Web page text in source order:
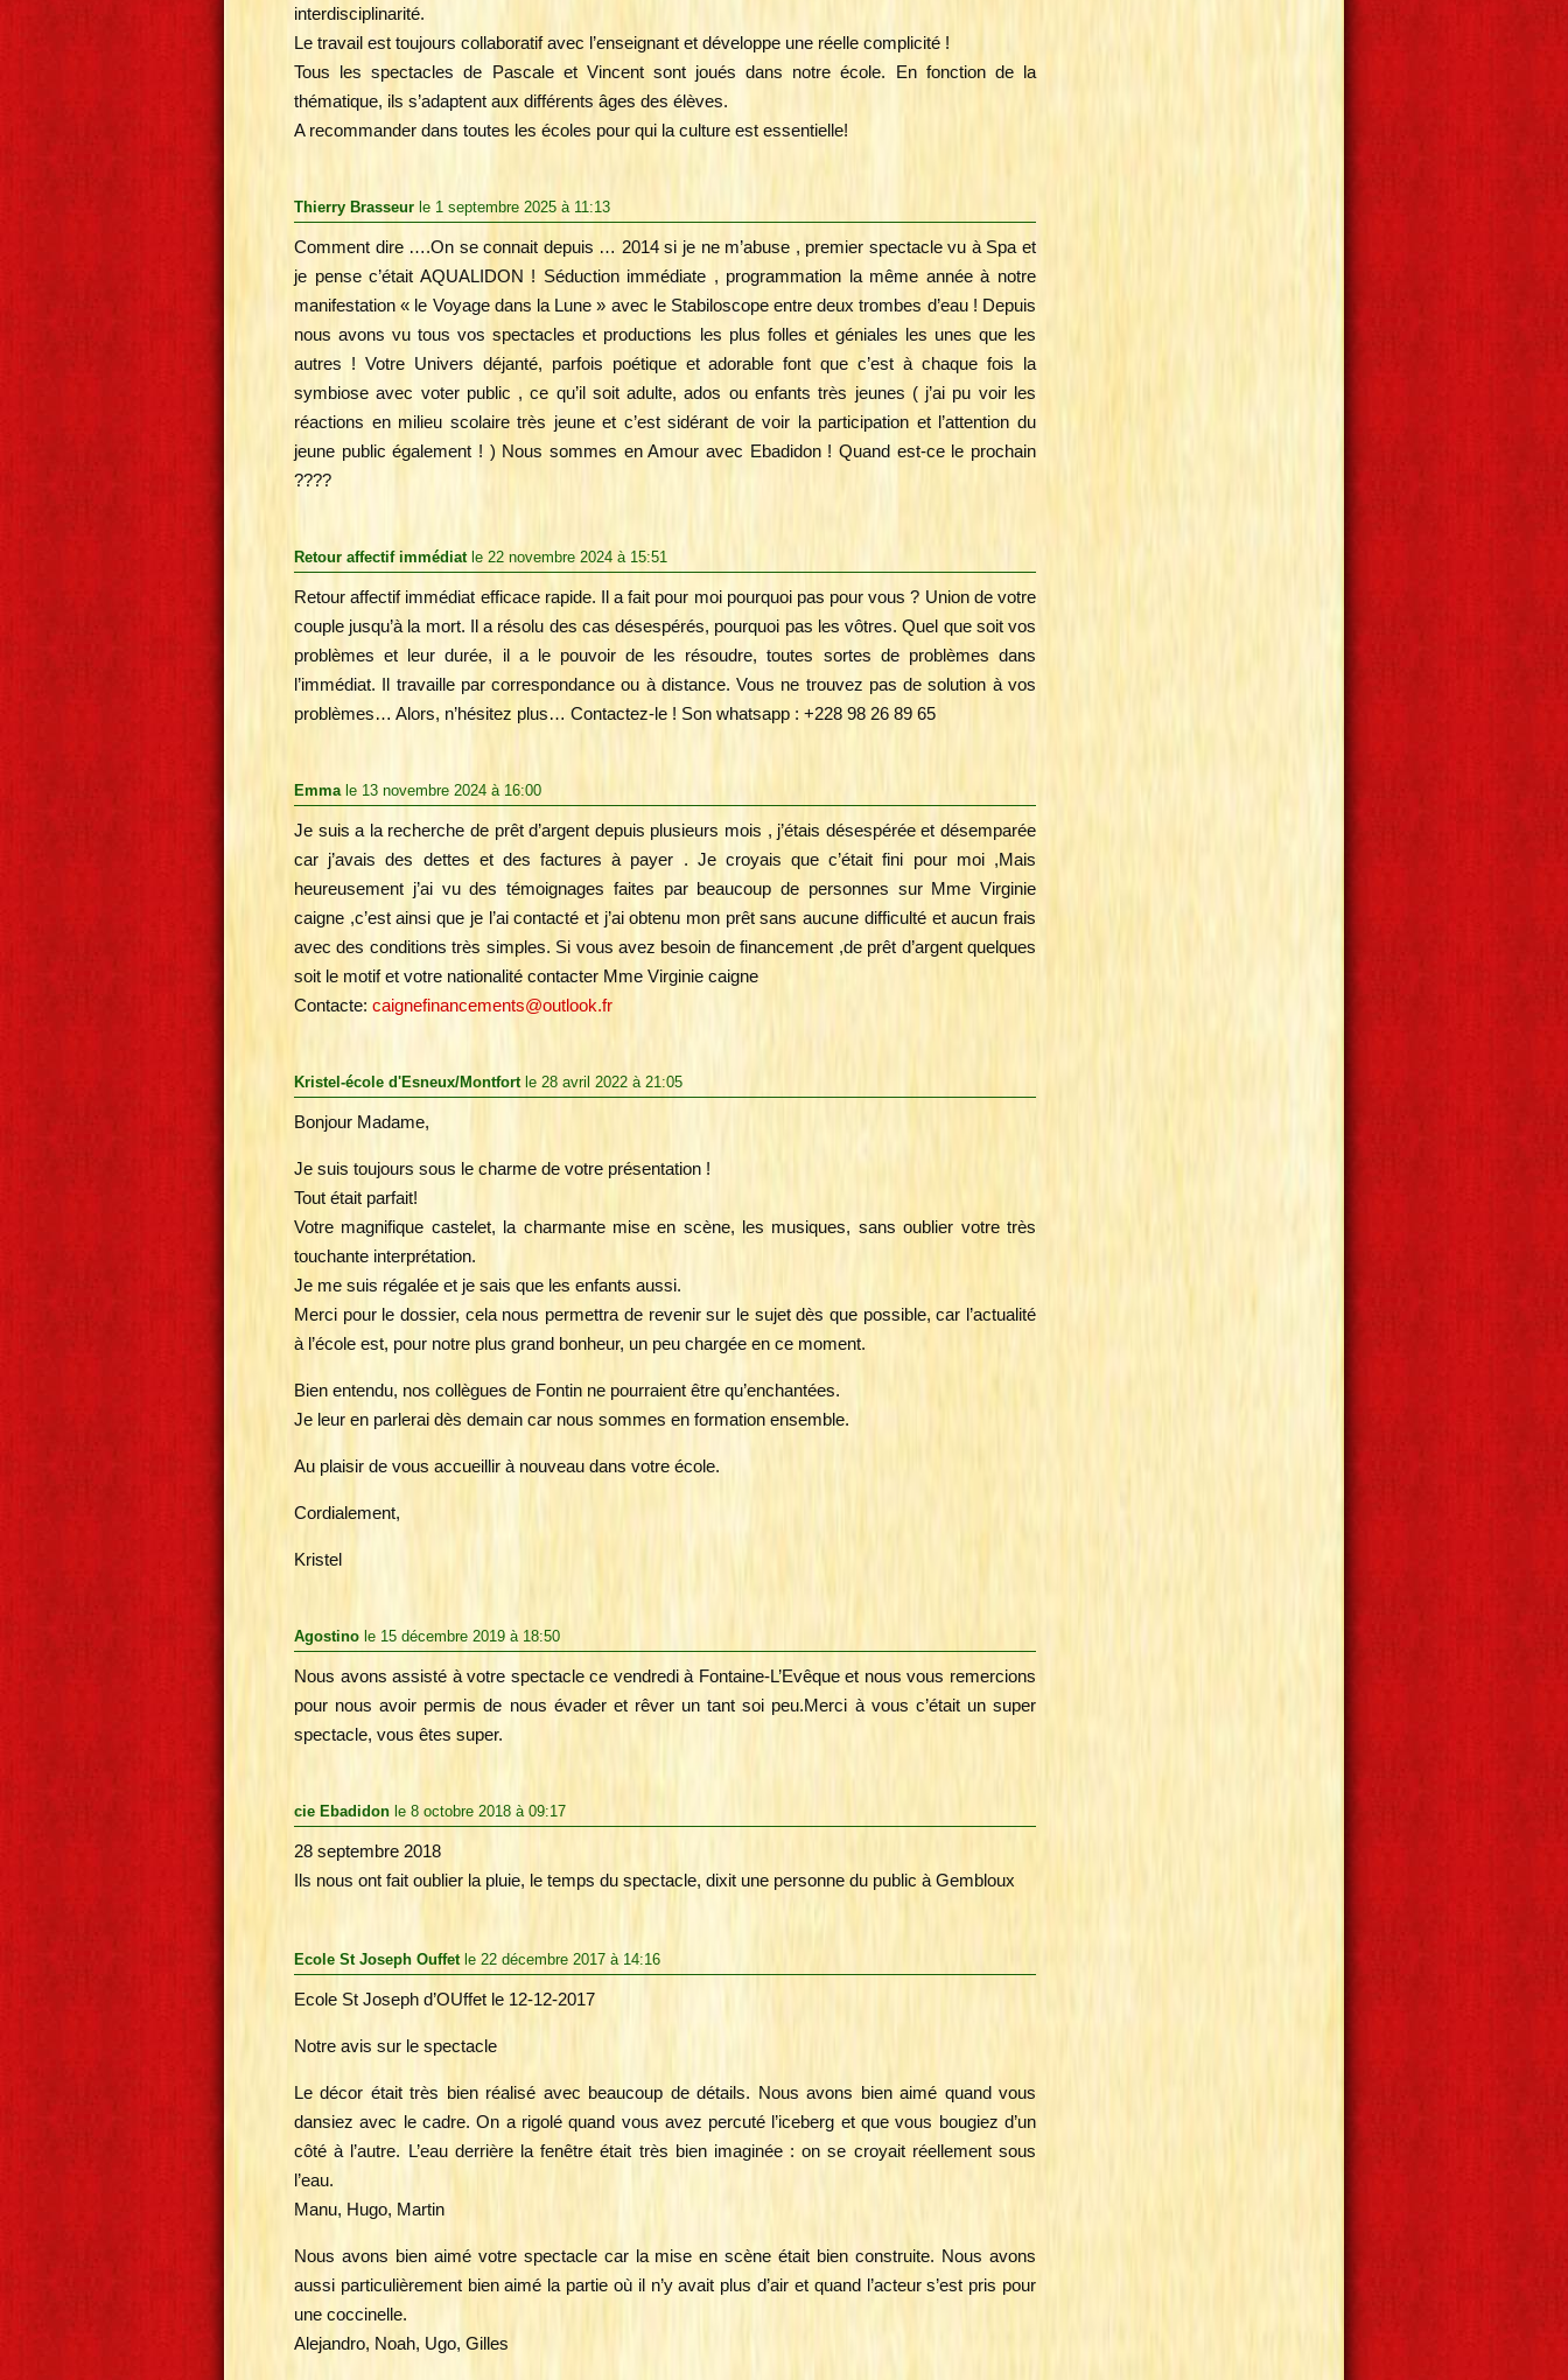
interdisciplinarité.
Le travail est toujours collaboratif avec l’enseignant et développe une réelle complicité !
Tous les spectacles de Pascale et Vincent sont joués dans notre école. En fonction de la
thématique, ils s’adaptent aux différents âges des élèves.
A recommander dans toutes les écoles pour qui la culture est essentielle!
Thierry Brasseur le 1 septembre 2025 à 11:13
Comment dire ….On se connait depuis … 2014 si je ne m’abuse , premier spectacle vu à Spa et
je pense c’était AQUALIDON ! Séduction immédiate , programmation la même année à notre
manifestation « le Voyage dans la Lune » avec le Stabiloscope entre deux trombes d’eau ! Depuis
nous avons vu tous vos spectacles et productions les plus folles et géniales les unes que les
autres ! Votre Univers déjanté, parfois poétique et adorable font que c’est à chaque fois la
symbiose avec voter public , ce qu’il soit adulte, ados ou enfants très jeunes ( j’ai pu voir les
réactions en milieu scolaire très jeune et c’est sidérant de voir la participation et l’attention du
jeune public également ! ) Nous sommes en Amour avec Ebadidon ! Quand est-ce le prochain
????
Retour affectif immédiat le 22 novembre 2024 à 15:51
Retour affectif immédiat efficace rapide. Il a fait pour moi pourquoi pas pour vous ? Union de votre
couple jusqu’à la mort. Il a résolu des cas désespérés, pourquoi pas les vôtres. Quel que soit vos
problèmes et leur durée, il a le pouvoir de les résoudre, toutes sortes de problèmes dans
l’immédiat. Il travaille par correspondance ou à distance. Vous ne trouvez pas de solution à vos
problèmes… Alors, n’hésitez plus… Contactez-le ! Son whatsapp : +228 98 26 89 65
Emma le 13 novembre 2024 à 16:00
Je suis a la recherche de prêt d’argent depuis plusieurs mois , j’étais désespérée et désemparée
car j’avais des dettes et des factures à payer . Je croyais que c’était fini pour moi ,Mais
heureusement j’ai vu des témoignages faites par beaucoup de personnes sur Mme Virginie
caigne ,c’est ainsi que je l’ai contacté et j’ai obtenu mon prêt sans aucune difficulté et aucun frais
avec des conditions très simples. Si vous avez besoin de financement ,de prêt d’argent quelques
soit le motif et votre nationalité contacter Mme Virginie caigne
Contacte: caignefinancements@outlook.fr
Kristel-école d'Esneux/Montfort le 28 avril 2022 à 21:05
Bonjour Madame,
Je suis toujours sous le charme de votre présentation !
Tout était parfait!
Votre magnifique castelet, la charmante mise en scène, les musiques, sans oublier votre très
touchante interprétation.
Je me suis régalée et je sais que les enfants aussi.
Merci pour le dossier, cela nous permettra de revenir sur le sujet dès que possible, car l’actualité
à l’école est, pour notre plus grand bonheur, un peu chargée en ce moment.
Bien entendu, nos collègues de Fontin ne pourraient être qu’enchantées.
Je leur en parlerai dès demain car nous sommes en formation ensemble.
Au plaisir de vous accueillir à nouveau dans votre école.
Cordialement,
Kristel
Agostino le 15 décembre 2019 à 18:50
Nous avons assisté à votre spectacle ce vendredi à Fontaine-L’Evêque et nous vous remercions
pour nous avoir permis de nous évader et rêver un tant soi peu.Merci à vous c’était un super
spectacle, vous êtes super.
cie Ebadidon le 8 octobre 2018 à 09:17
28 septembre 2018
Ils nous ont fait oublier la pluie, le temps du spectacle, dixit une personne du public à Gembloux
Ecole St Joseph Ouffet le 22 décembre 2017 à 14:16
Ecole St Joseph d’OUffet le 12-12-2017
Notre avis sur le spectacle
Le décor était très bien réalisé avec beaucoup de détails. Nous avons bien aimé quand vous
dansiez avec le cadre. On a rigolé quand vous avez percuté l’iceberg et que vous bougiez d’un
côté à l’autre. L’eau derrière la fenêtre était très bien imaginée : on se croyait réellement sous
l’eau.
Manu, Hugo, Martin
Nous avons bien aimé votre spectacle car la mise en scène était bien construite. Nous avons
aussi particulièrement bien aimé la partie où il n’y avait plus d’air et quand l’acteur s’est pris pour
une coccinelle.
Alejandro, Noah, Ugo, Gilles